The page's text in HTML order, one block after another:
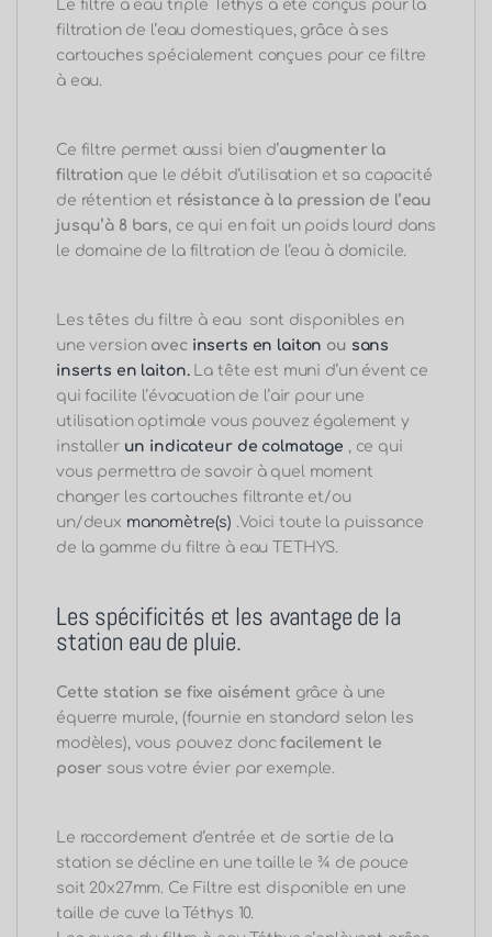
Le filtre à eau triple Téthys a été conçus pour la
filtration de l’eau domestiques, grâce à ses
cartouches spécialement conçues pour ce filtre
à eau.
Ce filtre permet aussi bien d’augmenter la
filtration que le débit d’utilisation et sa capacité
de rétention et résistance à la pression de l’eau
jusqu’à 8 bars, ce qui en fait un poids lourd dans
le domaine de la filtration de l’eau à domicile.
Les têtes du filtre à eau sont disponibles en
une version avec inserts en laiton ou sans
inserts en laiton.La tête est muni d’un évent ce
qui facilite l’évacuation de l’air pour une
utilisation optimale vous pouvez également y
installer un indicateur de colmatage , ce qui
vous permettra de savoir à quel moment
changer les cartouches filtrante et/ou
un/deux manomètre(s) .Voici toute la puissance
de la gamme du filtre à eau TETHYS.
Les spécificités et les avantage de la
station eau de pluie.
Cette station se fixe aisément grâce à une
équerre murale, (fournie en standard selon les
modèles), vous pouvez doncfacilement le
poser sous votre évier par exemple.
Le raccordement d’entrée et de sortie de la
station se décline en une taille le ¾ de pouce
soit 20x27mm. Ce Filtre est disponible en une
taille de cuve la Téthys 10.